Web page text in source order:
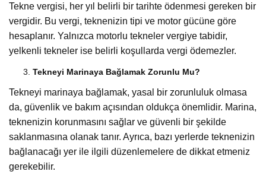
Tekne vergisi, her yıl belirli bir tarihte ödenmesi gereken bir
vergidir. Bu vergi, teknenizin tipi ve motor gücüne göre
hesaplanır. Yalnızca motorlu tekneler vergiye tabidir,
yelkenli tekneler ise belirli koşullarda vergi ödemezler.
Tekneyi Marinaya Bağlamak Zorunlu Mu?
Tekneyi marinaya bağlamak, yasal bir zorunluluk olmasa
da, güvenlik ve bakım açısından oldukça önemlidir. Marina,
teknenizin korunmasını sağlar ve güvenli bir şekilde
saklanmasına olanak tanır. Ayrıca, bazı yerlerde teknenizin
bağlanacağı yer ile ilgili düzenlemelere de dikkat etmeniz
gerekebilir.